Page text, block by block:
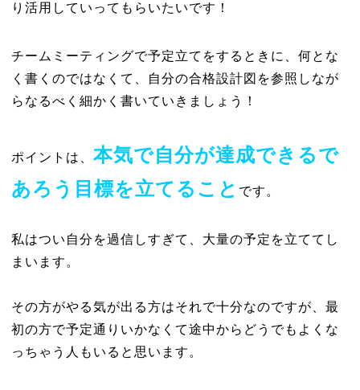
り活用していってもらいたいです！
チームミーティングで予定立てをするときに、何とな
く書くのではなくて、自分の合格設計図を参照しなが
らなるべく細かく書いていきましょう！
ポイントは、 本気で自分が達成できるで
あろう目標を立てること です。
私はつい自分を過信しすぎて、大量の予定を立ててし
まいます。
その方がやる気が出る方はそれで十分なのですが、最
初の方で予定通りいかなくて途中からどうでもよくな
っちゃう人もいると思います。